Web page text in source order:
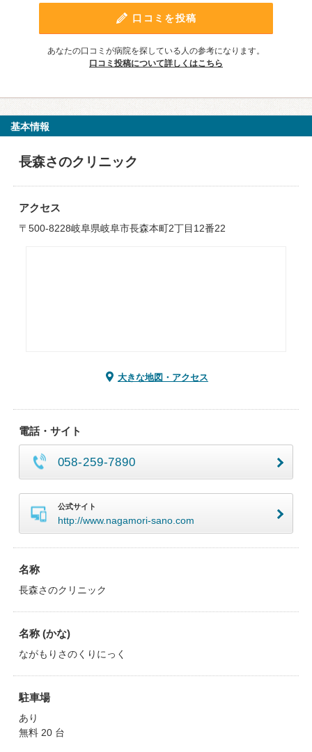
口コミを投稿
あなたの口コミが病院を探している人の参考になります。
口コミ投稿について詳しくはこちら
基本情報
長森さのクリニック
アクセス
〒500-8228岐阜県岐阜市長森本町2丁目12番22
大きな地図・アクセス
電話・サイト
058-259-7890
公式サイト
http://www.nagamori-sano.com
名称
長森さのクリニック
名称 (かな)
ながもりさのくりにっく
駐車場
あり
無料 20 台